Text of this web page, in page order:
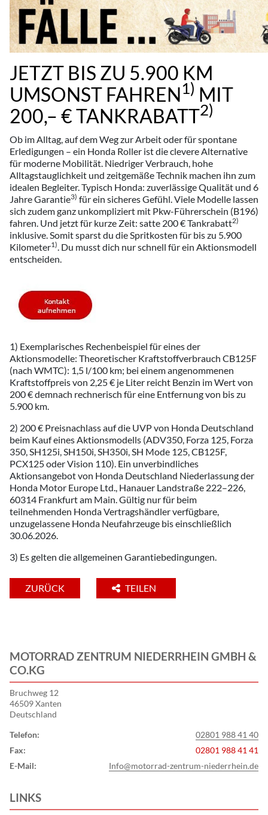
JETZT BIS ZU 5.900 KM
UMSONST FAHREN1) MIT
200,– € TANKRABATT2)
Ob im Alltag, auf dem Weg zur Arbeit oder für spontane
Erledigungen – ein Honda Roller ist die clevere Alternative
für moderne Mobilität. Niedriger Verbrauch, hohe
Alltagstauglichkeit und zeitgemäße Technik machen ihn zum
idealen Begleiter. Typisch Honda: zuverlässige Qualität und 6
Jahre Garantie3) für ein sicheres Gefühl. Viele Modelle lassen
sich zudem ganz unkompliziert mit Pkw-Führerschein (B196)
fahren. Und jetzt für kurze Zeit: satte 200 € Tankrabatt2)
inklusive. Somit sparst du die Spritkosten für bis zu 5.900
Kilometer1). Du musst dich nur schnell für ein Aktionsmodell
entscheiden.
1) Exemplarisches Rechenbeispiel für eines der
Aktionsmodelle: Theoretischer Kraftstoffverbrauch CB125F
(nach WMTC): 1,5 l/100 km; bei einem angenommenen
Kraftstoffpreis von 2,25 € je Liter reicht Benzin im Wert von
200 € demnach rechnerisch für eine Entfernung von bis zu
5.900 km.
2) 200 € Preisnachlass auf die UVP von Honda Deutschland
beim Kauf eines Aktionsmodells (ADV350, Forza 125, Forza
350, SH125i, SH150i, SH350i, SH Mode 125, CB125F,
PCX125 oder Vision 110). Ein unverbindliches
Aktionsangebot von Honda Deutschland Niederlassung der
Honda Motor Europe Ltd., Hanauer Landstraße 222–226,
60314 Frankfurt am Main. Gültig nur für beim
teilnehmenden Honda Vertragshändler verfügbare,
unzugelassene Honda Neufahrzeuge bis einschließlich
30.06.2026.
3) Es gelten die allgemeinen Garantiebedingungen.
ZURÜCK TEILEN
MOTORRAD ZENTRUM NIEDERRHEIN GMBH &
CO.KG
Bruchweg 12
46509 Xanten
Deutschland
Telefon:
02801 988 41 40
Fax:
02801 988 41 41
E-Mail:
Info@motorrad-zentrum-niederrhein.de
LINKS